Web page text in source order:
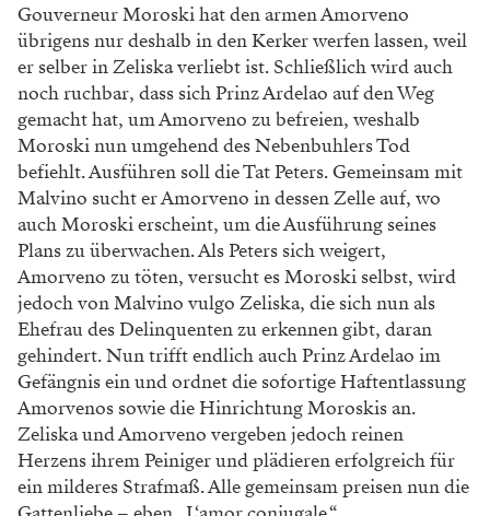
Gouverneur Moroski hat den armen Amorveno
übrigens nur deshalb in den Kerker werfen lassen, weil
er selber in Zeliska verliebt ist. Schließlich wird auch
noch ruchbar, dass sich Prinz Ardelao auf den Weg
gemacht hat, um Amorveno zu befreien, weshalb
Moroski nun umgehend des Nebenbuhlers Tod
befiehlt. Ausführen soll die Tat Peters. Gemeinsam mit
Malvino sucht er Amorveno in dessen Zelle auf, wo
auch Moroski erscheint, um die Ausführung seines
Plans zu überwachen. Als Peters sich weigert,
Amorveno zu töten, versucht es Moroski selbst, wird
jedoch von Malvino vulgo Zeliska, die sich nun als
Ehefrau des Delinquenten zu erkennen gibt, daran
gehindert. Nun trifft endlich auch Prinz Ardelao im
Gefängnis ein und ordnet die sofortige Haftentlassung
Amorvenos sowie die Hinrichtung Moroskis an.
Zeliska und Amorveno vergeben jedoch reinen
Herzens ihrem Peiniger und plädieren erfolgreich für
ein milderes Strafmaß. Alle gemeinsam preisen nun die